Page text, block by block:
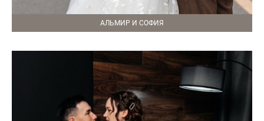
АЛЬМИР И СОФИЯ